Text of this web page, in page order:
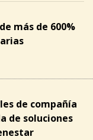
más de 600%
de compañía
de soluciones